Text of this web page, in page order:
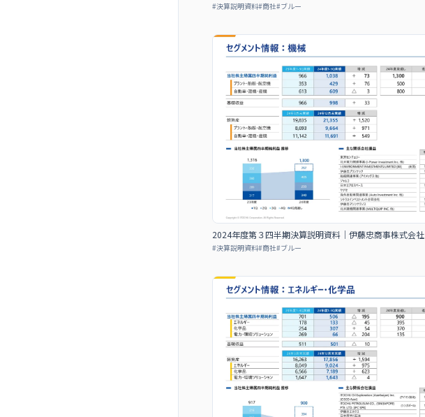
#決算説明資料#商社#ブルー
2024年度第３四半期決算説明資料｜伊藤忠商事株式会社
#決算説明資料#商社#ブルー